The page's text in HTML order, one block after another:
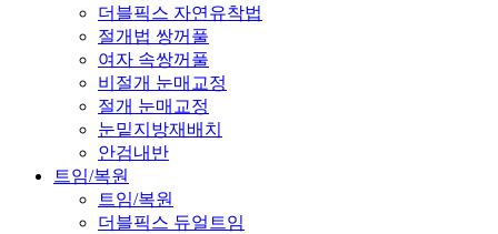
더블픽스 자연유착법
절개법 쌍꺼풀
여자 속쌍꺼풀
비절개 눈매교정
절개 눈매교정
눈밑지방재배치
안검내반
트임/복원
트임/복원
더블픽스 듀얼트임